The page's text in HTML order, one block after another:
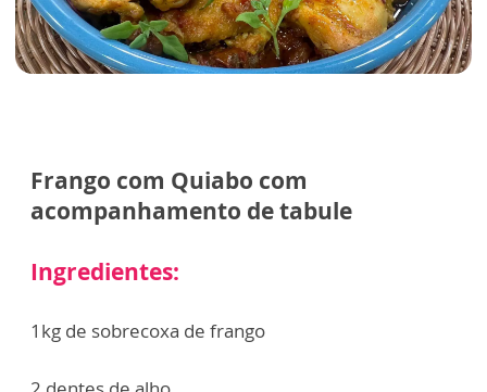
Frango com Quiabo com
acompanhamento de tabule
Ingredientes:
1kg de sobrecoxa de frango